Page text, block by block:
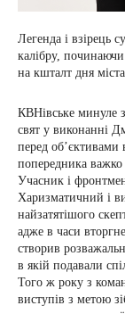
Легенда і взірець
калібру,
на кшталт дня
КВНівське минуле
свят у виконанні
перед об’єктивами
попередника
Учасник і
Харизматичний і
найзатятішого
адже в часи
створив
в якій подавали
Того ж року з
виступів з метою